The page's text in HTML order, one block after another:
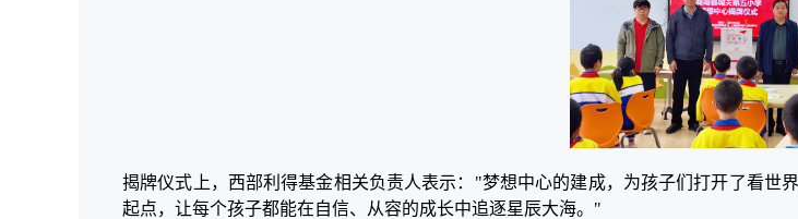
揭牌仪式上，西部利得基金相关负责人表示： "梦想中心的建成，为孩子们打开了看世
起点，让每个孩子都能在自信、从容的成长中追逐星辰大海。"